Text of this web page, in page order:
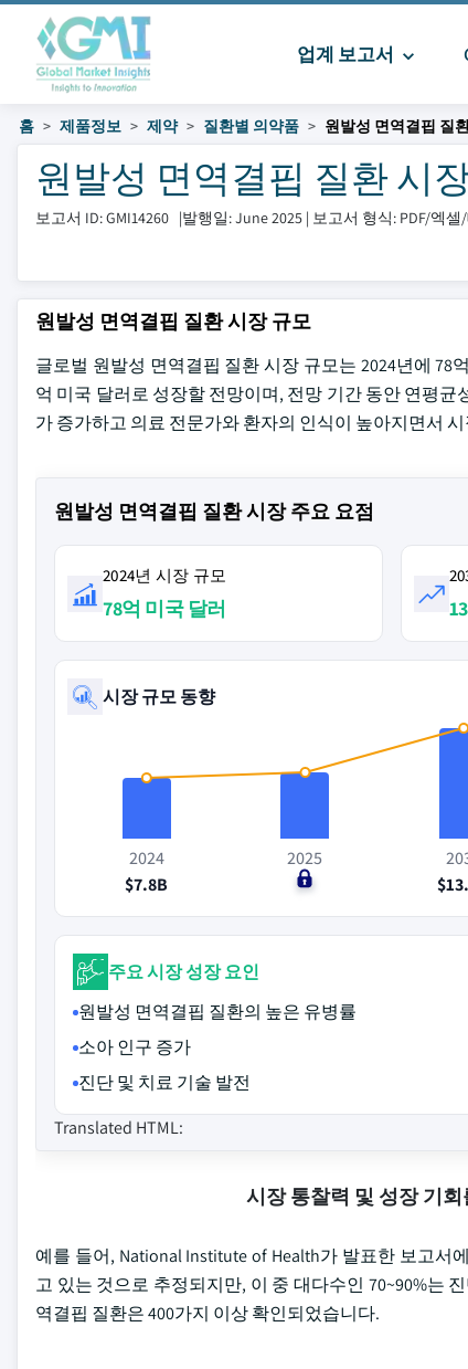
업계 보고서
홈 제품정보 제약 질환별 의약품 원발성 면역결핍 질
원발성 면역결핍 질환 시
보고서 ID: GMI14260 |발행일: June 2025 | 보고서 형식: PDF/엑
원발성 면역결핍 질환 시장 규모
글로벌 원발성 면역결핍 질환 시장 규모는 2024년에 78
억 미국 달러로 성장할 전망이며, 전망 기간 동안 연평균
가 증가하고 의료 전문가와 환자의 인식이 높아지면서
원발성 면역결핍 질환 시장 주요 요점
2024년 시장 규모
78억 미국 달러
시장 규모 동향
2024
$7.8B
2025
$0
주요 시장 성장 요인
원발성 면역결핍 질환의 높은 유병률
소아 인구 증가
진단 및 치료 기술 발전
Translated HTML:
시장 통찰력 및 성장 기
예를 들어, National Institute of Health가 발표한 보고서
고 있는 것으로 추정되지만, 이 중 대다수인 70~90%는
역결핍 질환은 400가지 이상 확인되었습니다.